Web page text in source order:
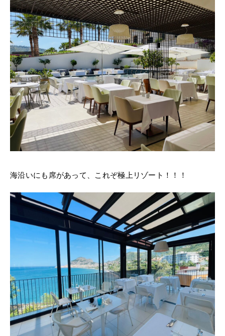
海沿いにも席があって、これぞ極上リゾート！！！